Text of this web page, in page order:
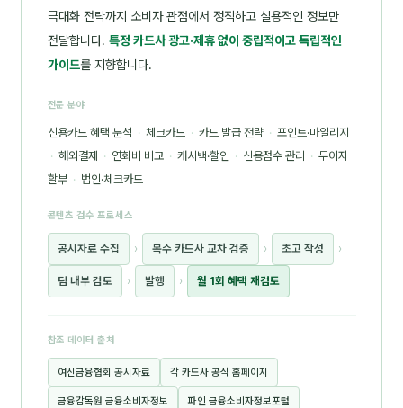
극대화 전략까지 소비자 관점에서 정직하고 실용적인 정보만
전달합니다. 특정 카드사 광고·제휴 없이 중립적이고 독립적인
가이드를 지향합니다.
전문 분야
신용카드 혜택 분석 · 체크카드 · 카드 발급 전략 · 포인트·마일리지
· 해외결제 · 연회비 비교 · 캐시백·할인 · 신용점수 관리 · 무이자
할부 · 법인·체크카드
콘텐츠 검수 프로세스
공시자료 수집 › 복수 카드사 교차 검증 › 초고 작성 ›
팀 내부 검토 › 발행 › 월 1회 혜택 재검토
참조 데이터 출처
여신금융협회 공시자료 각 카드사 공식 홈페이지
금융감독원 금융소비자정보 파인 금융소비자정보포털